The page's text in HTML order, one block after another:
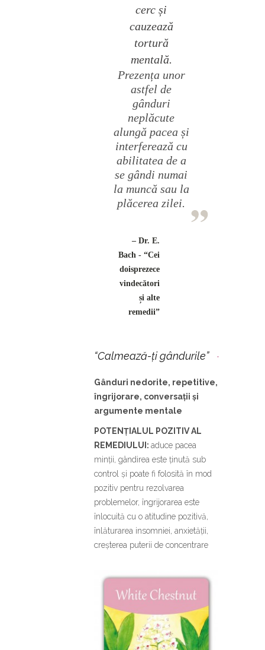
cerc și
cauzează
tortură
mentală.
Prezența unor
astfel de
gânduri
neplăcute
alungă pacea și
interferează cu
abilitatea de a
se gândi numai
la muncă sau la
plăcerea zilei.
– Dr. E.
Bach - “Cei
doisprezece
vindecători
și alte
remedii”
“Calmează-ți gândurile”
Gânduri nedorite, repetitive,
îngrijorare, conversații și
argumente mentale
POTENȚIALUL POZITIV AL
REMEDIULUI: aduce pacea
minții, gândirea este ținută sub
control și poate fi folosită în mod
pozitiv pentru rezolvarea
problemelor, îngrijorarea este
înlocuită cu o atitudine pozitivă,
înlăturarea insomniei, anxietății,
creșterea puterii de concentrare